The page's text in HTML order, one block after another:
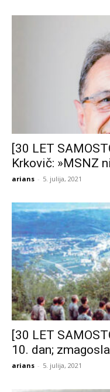
[30 LET
Krkovič: »MSNZ
arians - 5. julija, 2021
[30 LET
10. dan;
arians - 5. julija, 2021